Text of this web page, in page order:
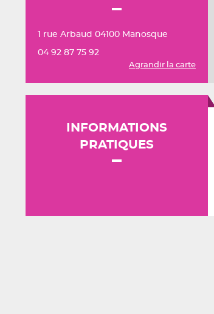
1 rue Arbaud 04100 Manosque
04 92 87 75 92
Agrandir la carte
INFORMATIONS
PRATIQUES